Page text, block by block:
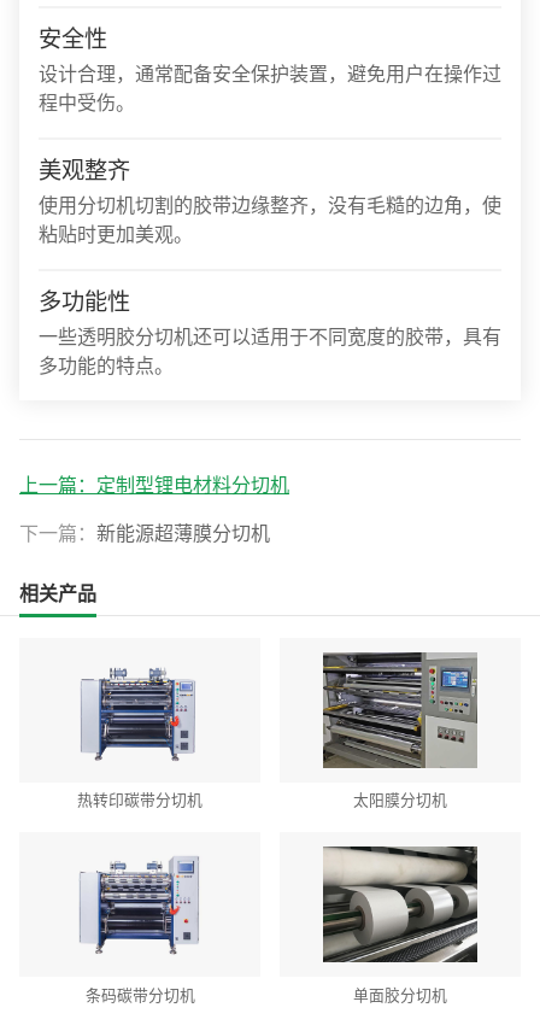
安全性
设计合理，通常配备安全保护装置，避免用户在操作过
程中受伤。
美观整齐
使用分切机切割的胶带边缘整齐，没有毛糙的边角，使
粘贴时更加美观。
多功能性
一些透明胶分切机还可以适用于不同宽度的胶带，具有
多功能的特点。
上一篇： 定制型锂电材料分切机
下一篇： 新能源超薄膜分切机
相关产品
热转印碳带分切机 太阳膜分切机
条码碳带分切机 单面胶分切机